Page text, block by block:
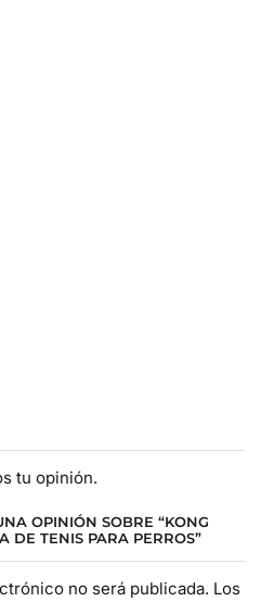
tu opinión.
OPINIÓN SOBRE “KONG
DE TENIS PARA PERROS”
no será publicada. Los